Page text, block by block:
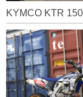
2018-03-12
2025-11-17
2018-12-14